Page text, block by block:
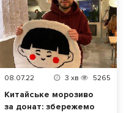
08.07.22 3 хв 5265
Китайське морозиво
за донат: збережемо